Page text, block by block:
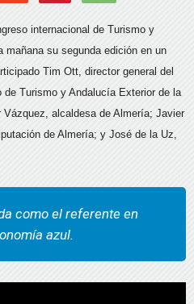
internacional de Turismo y
mañana su segunda edición en un
Tim Ott, director general del
de Turismo y Andalucía Exterior de la
alcaldesa de Almería; Javier
de Almería; y José de la Uz,
como el referente en
azul.